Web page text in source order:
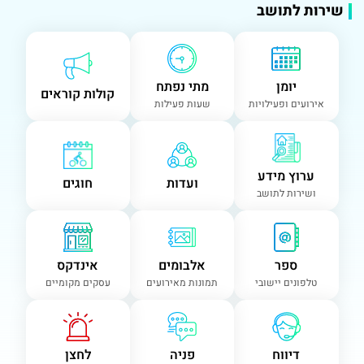
שירות לתושב
יומן
אירועים ופעילויות
מתי נפתח
שעות פעילות קולות קוראים
ערוץ מידע
ושירות לתושב ועדות חוגים
ספר
טלפונים יישובי
אלבומים
תמונות מאירועים
אינדקס
עסקים מקומיים
דיווח פניה לחצן